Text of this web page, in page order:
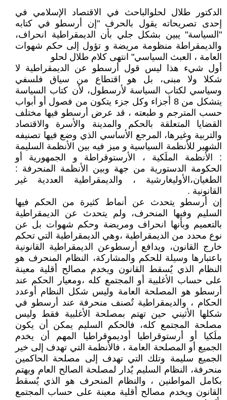
الدكتور طلال لحلوالباحث في الاقتصاد الإسلامي في
إحدى تصريحاته يقول بالحرف "إن أرسطو في كتابه
"السياسة" يبين بشكل جلي بأن الديمقراطية انحراف،
والديمقراطة منظومة مريضة و تؤول إلى حكم شهوات
العامة ، العبث السياسي" انتهى كلام طلال لحلو
أول شيء هذا ليس قول أرسطو عن الديمقراطية لا
شكلا ولا مبنى، بل هو اقتطاع من سياق فلسفي
وسياسي لكتاب السياسة لأرسطول، لأن كتاب السياسة
يتشكل من 8 أجزاء وكل جزء يتكون من فصول أو أبواب
حسب المترجم و طبعته ، قد عرض أرسطو فيها مختلف
القضايا المتعلقة بالحكم والمدينة والأسرة والاقتصاد
والتربية وغيرها، المرجع الأساسي الذي وضع فيها تصنيفه
الشهير للأنظمة السياسية و ميز فيه بين الأنظمة السليمة
: الأنظمة الملَكية ، الأرستوقراطة و الجمهورية أو
الحكومة الدستورية من جهة وبين الأنظمة المنحرفة :
الطغيان،الأوليغارشية ، والديمقراطية العددية غير
القانونية .
إن أرسطو يتحدث عن أنماط كثيرة من الحكم فيها
السليم وفيها المنحرف، ولم يتحدث عن الديمقراطية
بالتعميم وبأنها انحراف ومريضة وحكم شهوات بل عن
نوع محدد من الديمقراطية ،وهي الديمقراطية التي تحكم
خارج القانون، ويدافع أرسطوعن الديمقراطية القانونية
باعتبارها وسيلة للحكم والمشاركة، النظام المنحرف هو
النظام الذي يٌسقط القانون ويخدم مصالح أقلية معينة
على حساب الأغلبية أو المجتمع كله ،ومعيار الحكم عند
أرسطو هو المصلحة العامة وليس شكل النظام أوعدد
الحكام ، والديمقراطية تٌصنف منحرفة عند أرسطو في
شكلها الأثيني حين تهتم بمصلحة الأغلبية فقط وليس
مصلحة المجتمع كله، فالحكم السليم يمكن أن يكون
ملَكيا أو أرستوقراطيا أوديموقراطيا المهم أن يخدم
الجميع أو المصلحة العامة ، فالأنظمة التي تهدف إلى خير
الجميع سليمة وتلك التي تهدف إلى مصلحة الحاكمين
منحرفة، النظام السليم يٌدار لمصلحة الصالح العام ويهتم
بكامل المواطنين ، والنظام المنحرف هو الذي يٌسقط
القانون ويخدم مصالح أقلية معينة على حساب المجتمع